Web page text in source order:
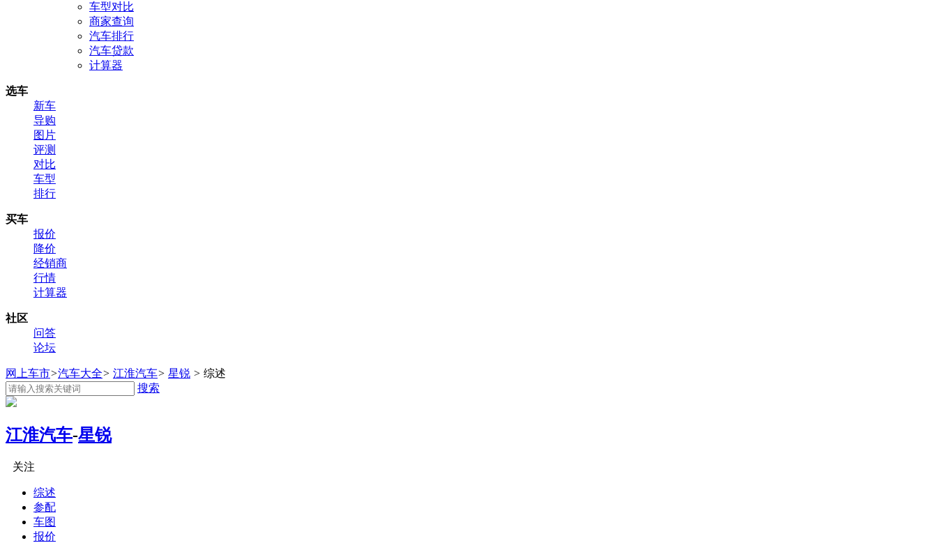
车型对比
商家查询
汽车排行
汽车贷款
计算器
选车
新车
导购
图片
评测
对比
车型
排行
买车
报价
降价
经销商
行情
计算器
社区
问答
论坛
网上车市>汽车大全> 江淮汽车> 星锐 > 综述
搜索
江淮汽车-星锐
关注
综述
参配
车图
报价